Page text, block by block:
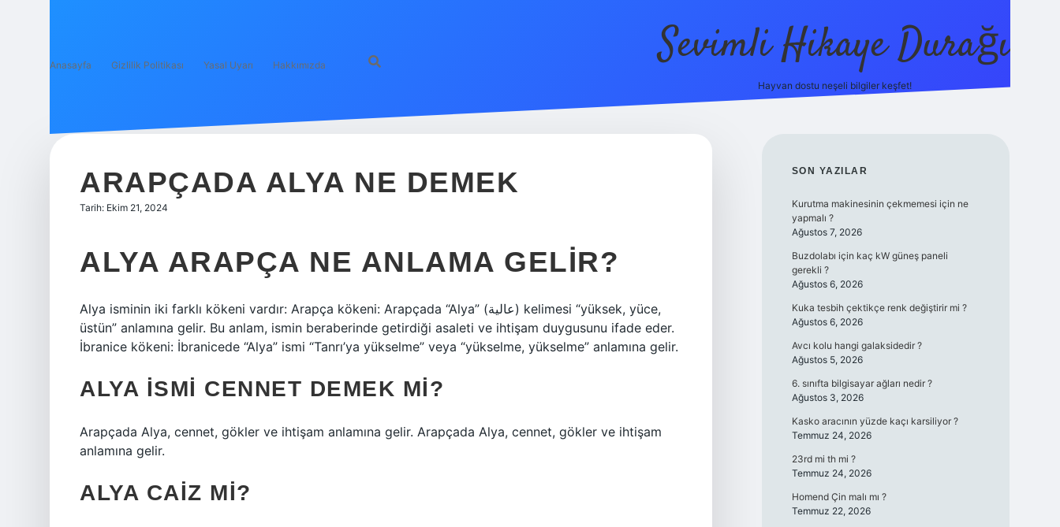
Anasayfa Gizlilik Politikası Yasal Uyarı Hakkımızda Sevimli Hikaye Durağı
Hayvan dostu neşeli bilgiler keşfet!
ARAPÇADA ALYA NE DEMEK
Tarih: Ekim 21, 2024
ALYA ARAPÇA NE ANLAMA GELIR?
Alya isminin iki farklı kökeni vardır: Arapça kökeni: Arapçada “Alya” (عالية) kelimesi “yüksek, yüce,
üstün” anlamına gelir. Bu anlam, ismin beraberinde getirdiği asaleti ve ihtişam duygusunu ifade eder.
İbranice kökeni: İbranicede “Alya” ismi “Tanrı’ya yükselme” veya “yükselme, yükselme” anlamına gelir.
ALYA ISMI CENNET DEMEK MI?
Arapçada Alya, cennet, gökler ve ihtişam anlamına gelir. Arapçada Alya, cennet, gökler ve ihtişam
anlamına gelir.
ALYA CAIZ MI?
SIDEBAR
SON YAZILAR
Kurutma makinesinin çekmemesi için ne
yapmalı ?
Ağustos 7, 2026
Buzdolabı için kaç kW güneş paneli
gerekli ?
Ağustos 6, 2026
Kuka tesbih çektikçe renk değiştirir mi ?
Ağustos 6, 2026
Avcı kolu hangi galaksidedir ?
Ağustos 5, 2026
6. sınıfta bilgisayar ağları nedir ?
Ağustos 3, 2026
Kasko aracının yüzde kaçı karsiliyor ?
Temmuz 24, 2026
23rd mi th mi ?
Temmuz 24, 2026
Homend Çin malı mı ?
Temmuz 22, 2026